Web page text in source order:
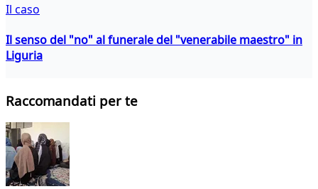
Il caso
Il senso del "no" al funerale del "venerabile maestro" in
Liguria
Raccomandati per te